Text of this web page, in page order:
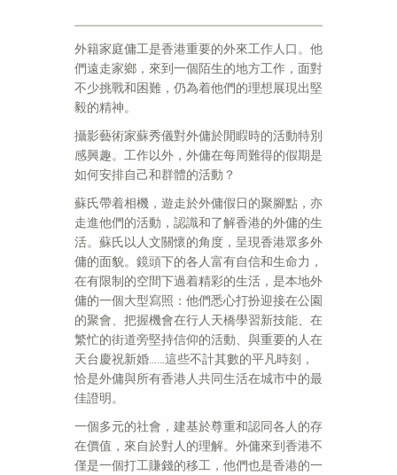
外籍家庭傭工是香港重要的外來工作人口。他
們遠走家鄉，來到一個陌生的地方工作，面對
不少挑戰和困難，仍為着他們的理想展現出堅
毅的精神。
攝影藝術家蘇秀儀對外傭於閒睱時的活動特別
感興趣。工作以外，外傭在每周難得的假期是
如何安排自己和群體的活動？
蘇氏帶着相機，遊走於外傭假日的聚腳點，亦
走進他們的活動，認識和了解香港的外傭的生
活。蘇氏以人文關懷的角度，呈現香港眾多外
傭的面貌。鏡頭下的各人富有自信和生命力，
在有限制的空間下過着精彩的生活，是本地外
傭的一個大型寫照：他們悉心打扮迎接在公園
的聚會、把握機會在行人天橋學習新技能、在
繁忙的街道旁堅持信仰的活動、與重要的人在
天台慶祝新婚……這些不計其數的平凡時刻，
恰是外傭與所有香港人共同生活在城市中的最
佳證明。
一個多元的社會，建基於尊重和認同各人的存
在價值，來自於對人的理解。外傭來到香港不
僅是一個打工賺錢的移工，他們也是香港的一